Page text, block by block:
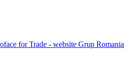
for Trade - website Grup Romania